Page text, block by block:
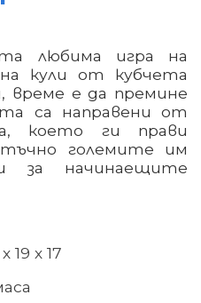
любима игра на
кули от кубчета
време е да премине
са направени от
което ги прави
големите им
за начинаещите
19 х 17